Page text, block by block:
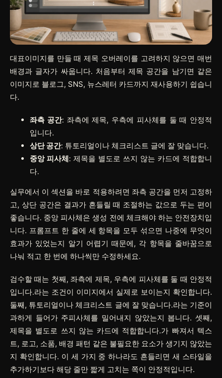
대표이미지를 만들 때 제목 오버레이를 고려하지 않으면 매번
배경과 글자가 싸웁니다. 처음부터 제목 공간을 남기면 같은
이미지로 블로그, SNS, 뉴스레터 카드까지 재사용하기 쉽습니
다.
좌측 공간: 좌측에 제목, 우측에 피사체를 둘 때 안정적
입니다.
상단 공간: 튜토리얼이나 체크리스트 글에 잘 맞습니다.
중앙 피사체: 제목을 별도로 쓰지 않는 카드에 적합합니
다.
실무에서 이 섹션을 바로 적용하려면 좌측 공간을 먼저 고정하
고, 상단 공간은 결과가 흔들릴 때 조절하는 값으로 두는 편이
좋습니다. 중앙 피사체은 생성 전에 체크해야 하는 안전장치입
니다. 프롬프트 한 줄에 세 항목을 모두 섞으면 나중에 무엇이
효과가 있었는지 알기 어렵기 때문에, 각 항목을 줄바꿈으로
나눠 적고 한 번에 하나씩만 수정하세요.
검수할 때는 첫째, 좌측에 제목, 우측에 피사체를 둘 때 안정적
입니다.라는 조건이 이미지에서 실제로 보이는지 확인합니다.
둘째, 튜토리얼이나 체크리스트 글에 잘 맞습니다.라는 기준이
과하게 들어가 주피사체를 밀어내지 않았는지 봅니다. 셋째,
제목을 별도로 쓰지 않는 카드에 적합합니다.가 빠져서 텍스
트, 로고, 소품, 배경 패턴 같은 불필요한 요소가 생기지 않았는
지 확인합니다. 이 세 가지 중 하나라도 흔들리면 새 스타일을
추가하기보다 해당 줄만 짧게 고치는 쪽이 안정적입니다.